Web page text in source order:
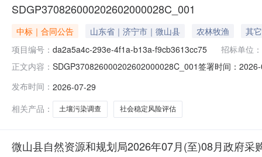
SDGP370826000202602000028C_001
中标｜合同公告 山东省｜济宁市｜微山县 农林牧渔
其它
项目编号： da2a5a4c-293e-4f1a-b13a-f9cb3613cc75
招标单位：
正文内容： SDGP370826000202602000028C_001签署时间：
人名称微山县自然资源和规划局供应商济宁大运河评估
发布时间： 2026-07-29
相关产品：
土壤污染调查 社会稳定风险评估
微山县自然资源和规划局2026年07月(至)08月政府采